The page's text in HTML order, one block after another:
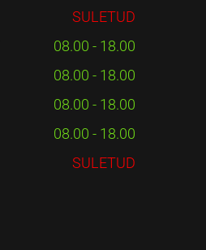
SULETUD
08.00 - 18.00
08.00 - 18.00
08.00 - 18.00
08.00 - 18.00
SULETUD